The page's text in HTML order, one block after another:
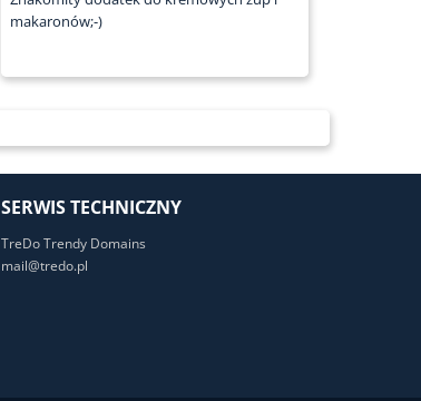
makaronów;-)
SERWIS TECHNICZNY
TreDo Trendy Domains
mail@tredo.pl